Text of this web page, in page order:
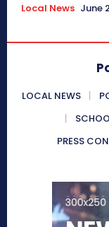
Local News June
LOCAL NEWS
PRESS